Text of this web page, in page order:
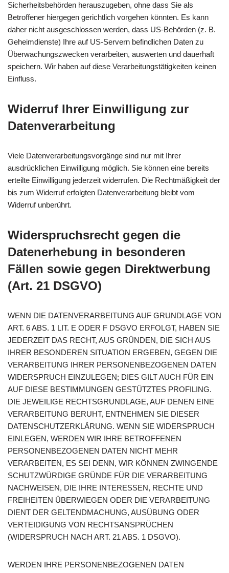
Sicherheitsbehörden herauszugeben, ohne dass Sie als
Betroffener hiergegen gerichtlich vorgehen könnten. Es kann
daher nicht ausgeschlossen werden, dass US-Behörden (z. B.
Geheimdienste) Ihre auf US-Servern befindlichen Daten zu
Überwachungszwecken verarbeiten, auswerten und dauerhaft
speichern. Wir haben auf diese Verarbeitungstätigkeiten keinen
Einfluss.
Widerruf Ihrer Einwilligung zur
Datenverarbeitung
Viele Datenverarbeitungsvorgänge sind nur mit Ihrer
ausdrücklichen Einwilligung möglich. Sie können eine bereits
erteilte Einwilligung jederzeit widerrufen. Die Rechtmäßigkeit der
bis zum Widerruf erfolgten Datenverarbeitung bleibt vom
Widerruf unberührt.
Widerspruchsrecht gegen die
Datenerhebung in besonderen
Fällen sowie gegen Direktwerbung
(Art. 21 DSGVO)
WENN DIE DATENVERARBEITUNG AUF GRUNDLAGE VON
ART. 6 ABS. 1 LIT. E ODER F DSGVO ERFOLGT, HABEN SIE
JEDERZEIT DAS RECHT, AUS GRÜNDEN, DIE SICH AUS
IHRER BESONDEREN SITUATION ERGEBEN, GEGEN DIE
VERARBEITUNG IHRER PERSONENBEZOGENEN DATEN
WIDERSPRUCH EINZULEGEN; DIES GILT AUCH FÜR EIN
AUF DIESE BESTIMMUNGEN GESTÜTZTES PROFILING.
DIE JEWEILIGE RECHTSGRUNDLAGE, AUF DENEN EINE
VERARBEITUNG BERUHT, ENTNEHMEN SIE DIESER
DATENSCHUTZERKLÄRUNG. WENN SIE WIDERSPRUCH
EINLEGEN, WERDEN WIR IHRE BETROFFENEN
PERSONENBEZOGENEN DATEN NICHT MEHR
VERARBEITEN, ES SEI DENN, WIR KÖNNEN ZWINGENDE
SCHUTZWÜRDIGE GRÜNDE FÜR DIE VERARBEITUNG
NACHWEISEN, DIE IHRE INTERESSEN, RECHTE UND
FREIHEITEN ÜBERWIEGEN ODER DIE VERARBEITUNG
DIENT DER GELTENDMACHUNG, AUSÜBUNG ODER
VERTEIDIGUNG VON RECHTSANSPRÜCHEN
(WIDERSPRUCH NACH ART. 21 ABS. 1 DSGVO).
WERDEN IHRE PERSONENBEZOGENEN DATEN